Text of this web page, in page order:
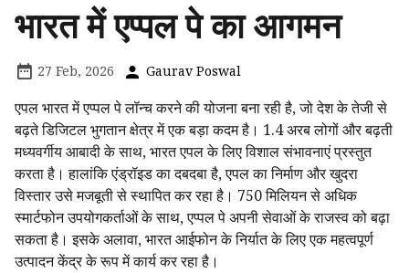
भारत में एप्पल पे का आगमन
27 Feb, 2026 Gaurav Poswal
एपल भारत में एप्पल पे लॉन्च करने की योजना बना रही है, जो देश के तेजी से
बढ़ते डिजिटल भुगतान क्षेत्र में एक बड़ा कदम है। 1.4 अरब लोगों और बढ़ती
मध्यवर्गीय आबादी के साथ, भारत एपल के लिए विशाल संभावनाएं प्रस्तुत
करता है। हालांकि एंड्रॉइड का दबदबा है, एपल का निर्माण और खुदरा
विस्तार उसे मजबूती से स्थापित कर रहा है। 750 मिलियन से अधिक
स्मार्टफोन उपयोगकर्ताओं के साथ, एप्पल पे अपनी सेवाओं के राजस्व को बढ़ा
सकता है। इसके अलावा, भारत आईफोन के निर्यात के लिए एक महत्वपूर्ण
उत्पादन केंद्र के रूप में कार्य कर रहा है।